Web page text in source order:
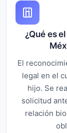
¿Qué es
El
legal en el
hijo. Se
solicitud
relación